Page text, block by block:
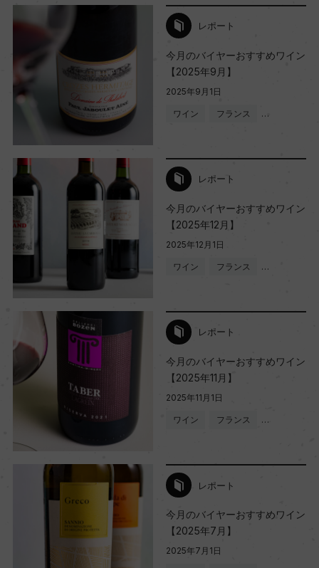
レポート
今月のバイヤーおすすめワイン
【2025年9月】
2025年9月1日
ワイン フランス …
レポート
今月のバイヤーおすすめワイン
【2025年12月】
2025年12月1日
ワイン フランス …
レポート
今月のバイヤーおすすめワイン
【2025年11月】
2025年11月1日
ワイン フランス …
レポート
今月のバイヤーおすすめワイン
【2025年7月】
2025年7月1日